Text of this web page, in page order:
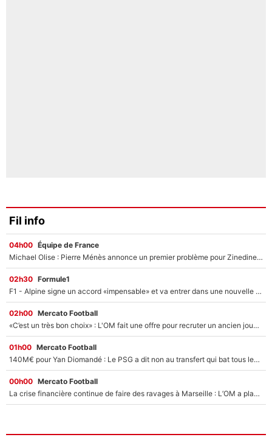
Fil info
04h00 Équipe de France
Michael Olise : Pierre Ménès annonce un premier problème pour Zinedine Zidane en équipe de France
02h30 Formule1
F1 - Alpine signe un accord «impensable» et va entrer dans une nouvelle dimension : Grande nouvelle pour Pierre Gasly !
02h00 Mercato Football
«C’est un très bon choix» : L'OM fait une offre pour recruter un ancien joueur du PSG... et c'est validé dans l'After Foot !
01h00 Mercato Football
140M€ pour Yan Diomandé : Le PSG a dit non au transfert qui bat tous les records sur le mercato
00h00 Mercato Football
La crise financière continue de faire des ravages à Marseille : L’OM a placé 12 joueurs sur le marché des transferts… et ça pourrait lui rapporter près de 100M€ !